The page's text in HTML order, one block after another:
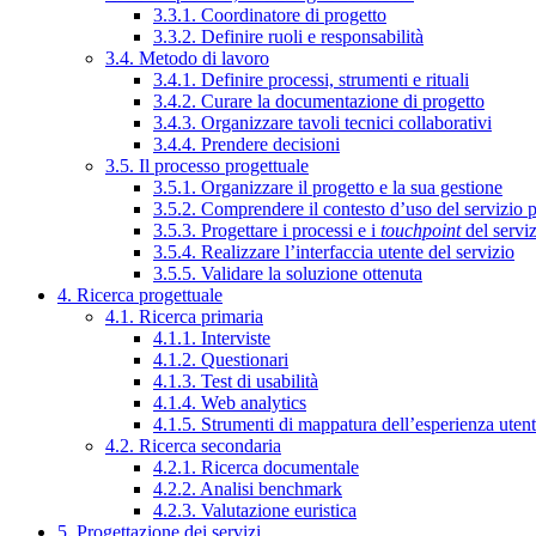
3.3.1. Coordinatore di progetto
3.3.2. Definire ruoli e responsabilità
3.4. Metodo di lavoro
3.4.1. Definire processi, strumenti e rituali
3.4.2. Curare la documentazione di progetto
3.4.3. Organizzare tavoli tecnici collaborativi
3.4.4. Prendere decisioni
3.5. Il processo progettuale
3.5.1. Organizzare il progetto e la sua gestione
3.5.2. Comprendere il contesto d’uso del servizio
3.5.3. Progettare i processi e i touchpointdel
3.5.4. Realizzare l’interfaccia utente del servizio
3.5.5. Validare la soluzione ottenuta
4. Ricerca progettuale
4.1. Ricerca primaria
4.1.1. Interviste
4.1.2. Questionari
4.1.3. Test di usabilità
4.1.4. Web analytics
4.1.5. Strumenti di mappatura dell’esperienza
4.2. Ricerca secondaria
4.2.1. Ricerca documentale
4.2.2. Analisi benchmark
4.2.3. Valutazione euristica
5. Progettazione dei servizi